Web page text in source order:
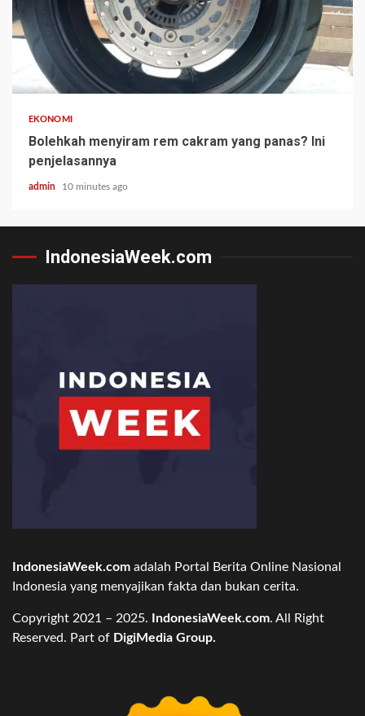
EKONOMI
Bolehkah menyiram rem cakram yang panas? Ini
penjelasannya
admin 10 minutes ago
IndonesiaWeek.com
IndonesiaWeek.com adalah Portal Berita Online Nasional
Indonesia yang menyajikan fakta dan bukan cerita.
Copyright 2021 – 2025. IndonesiaWeek.com. All Right
Reserved. Part of DigiMedia Group.